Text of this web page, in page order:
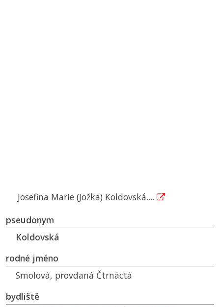
Josefina Marie (Jožka) Koldovská....
pseudonym
Koldovská
rodné jméno
Smolová, provdaná Čtrnáctá
bydliště